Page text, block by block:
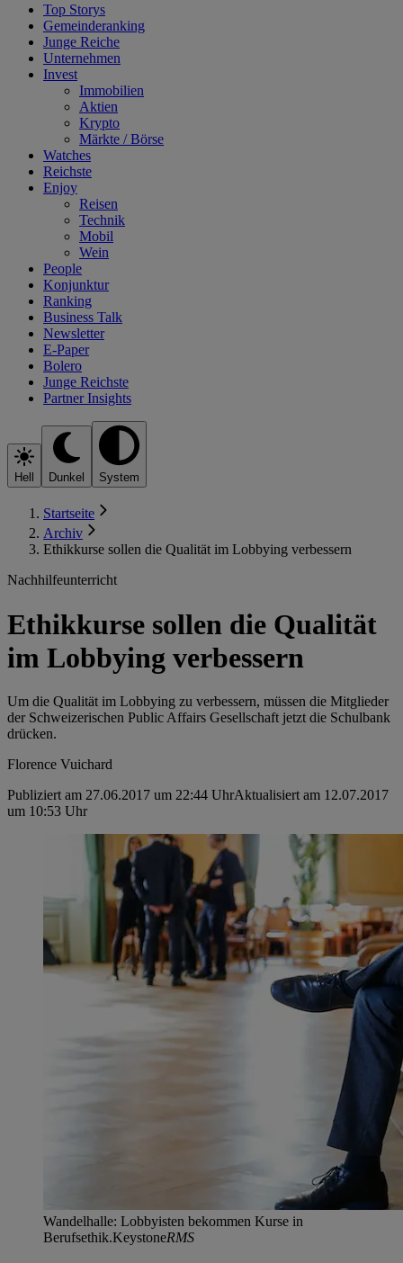
Top Storys
Gemeinderanking
Junge Reiche
Unternehmen
Invest
Immobilien
Aktien
Krypto
Märkte / Börse
Watches
Reichste
Enjoy
Reisen
Technik
Mobil
Wein
People
Konjunktur
Ranking
Business Talk
Newsletter
E-Paper
Bolero
Junge Reichste
Partner Insights
Hell Dunkel System
Startseite
Archiv
Ethikkurse sollen die Qualität im Lobbying verbessern
Nachhilfeunterricht
Ethikkurse sollen die Qualität
im Lobbying verbessern
Um die Qualität im Lobbying zu verbessern, müssen die Mitglieder
der Schweizerischen Public Affairs Gesellschaft jetzt die Schulbank
drücken.
Florence Vuichard
Publiziert am 27.06.2017 um 22:44 UhrAktualisiert am 12.07.2017
um 10:53 Uhr
Wandelhalle: Lobbyisten bekommen Kurse in
Berufsethik.KeystoneRMS